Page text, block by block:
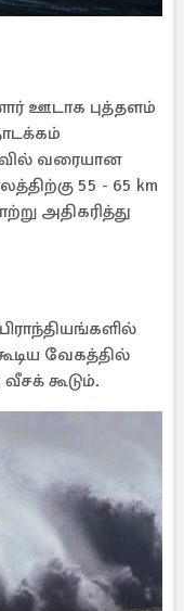
ஊடாக புத்தளம்
வரையான
55 - 65 km
அதிகரித்து
வேகத்தில்
கூடும்.